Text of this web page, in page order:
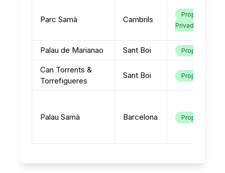
Parc Samà Cambrils
Propietat
Privada
Palau de Marianao Sant Boi Propietat
Can Torrents &
Torrefigueres
Sant Boi Propietat
Palau Samà Barcelona Propietat